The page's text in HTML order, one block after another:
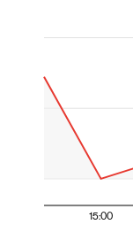
15:00